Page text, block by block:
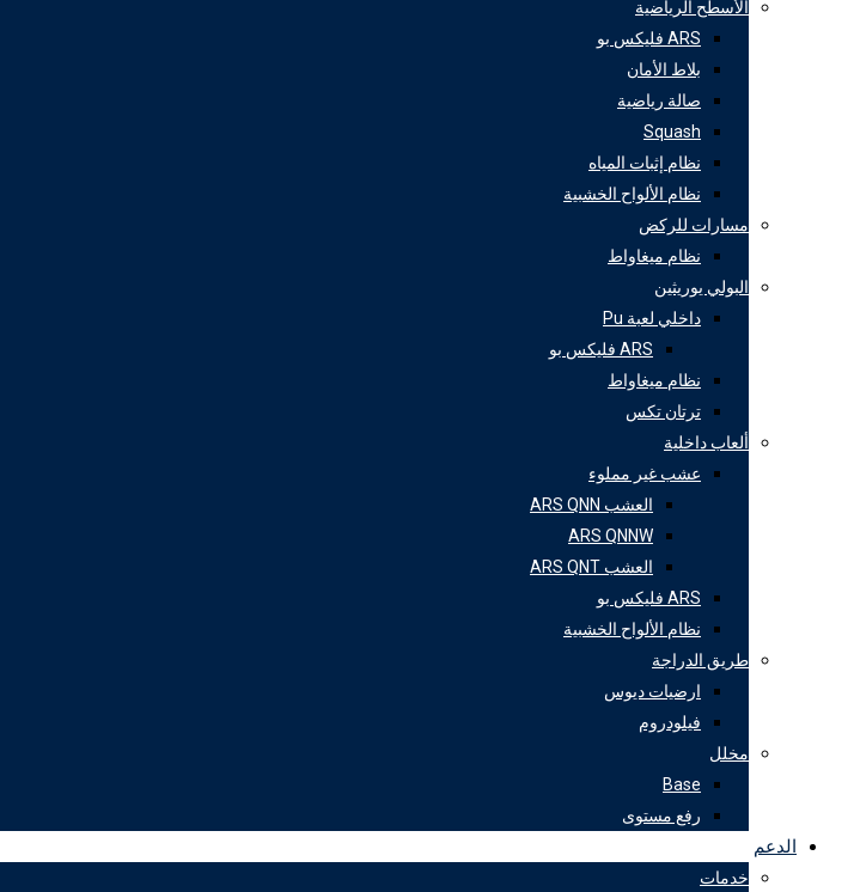
الأسطح الرياضية
ARS فليكس بو
بلاط الأمان
صالة رياضية
Squash
نظام إثبات المياه
نظام الألواح الخشبية
مسارات للركض
نظام ميغاواط
البولي يوريثين
داخلي لعبة Pu
ARS فليكس بو
نظام ميغاواط
ترتان تكس
ألعاب داخلية
عشب غير مملوء
العشب ARS QNN
ARS QNNW
العشب ARS QNT
ARS فليكس بو
نظام الألواح الخشبية
طريق الدراجة
ارضيات ديوس
فيلودروم
مخلل
Base
رفع مستوى
الدعم
خدمات